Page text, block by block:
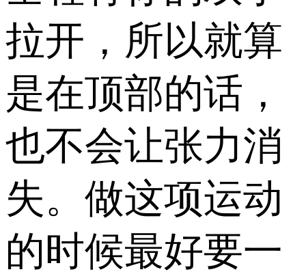
拉开，所以就算
是在顶部的话，
也不会让张力消
失。做这项运动
的时候最好要一